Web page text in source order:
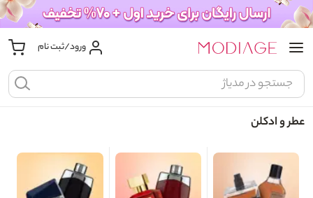
ورود/ثبت نام
عطر و ادکلن